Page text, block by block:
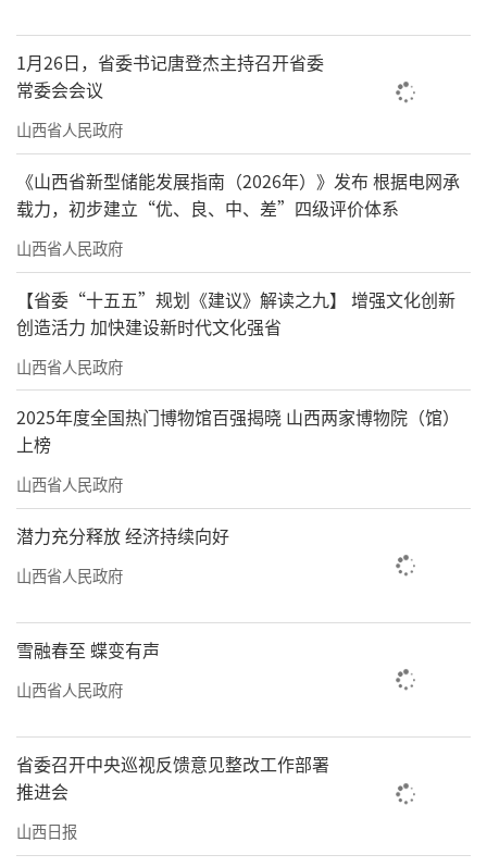
1月26日，省委书记唐登杰主持召开省委
常委会会议
山西省人民政府
《山西省新型储能发展指南（2026年）》发布 根据电网承
载力，初步建立“优、良、中、差”四级评价体系
山西省人民政府
【省委“十五五”规划《建议》解读之九】 增强文化创新
创造活力 加快建设新时代文化强省
山西省人民政府
2025年度全国热门博物馆百强揭晓 山西两家博物院（馆）
上榜
山西省人民政府
潜力充分释放 经济持续向好
山西省人民政府
雪融春至 蝶变有声
山西省人民政府
省委召开中央巡视反馈意见整改工作部署
推进会
山西日报